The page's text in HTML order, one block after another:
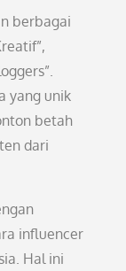
berbagai
yang unik
betah
dari
influencer
Hal ini